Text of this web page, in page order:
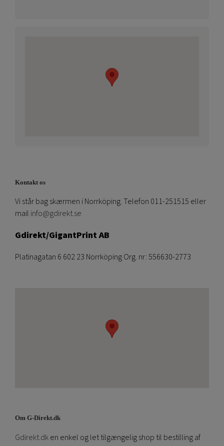
Kontakt os
Vi står bag skærmen i Norrköping. Telefon 011-251515 eller
mail info@gdirekt.se
Gdirekt/GigantPrint AB
Platinagatan 6 602 23 Norrköping Org. nr: 556630-2773
Om G-Direkt.dk
Gdirekt.dken enkel og let tilgængelig shop til bestilling af